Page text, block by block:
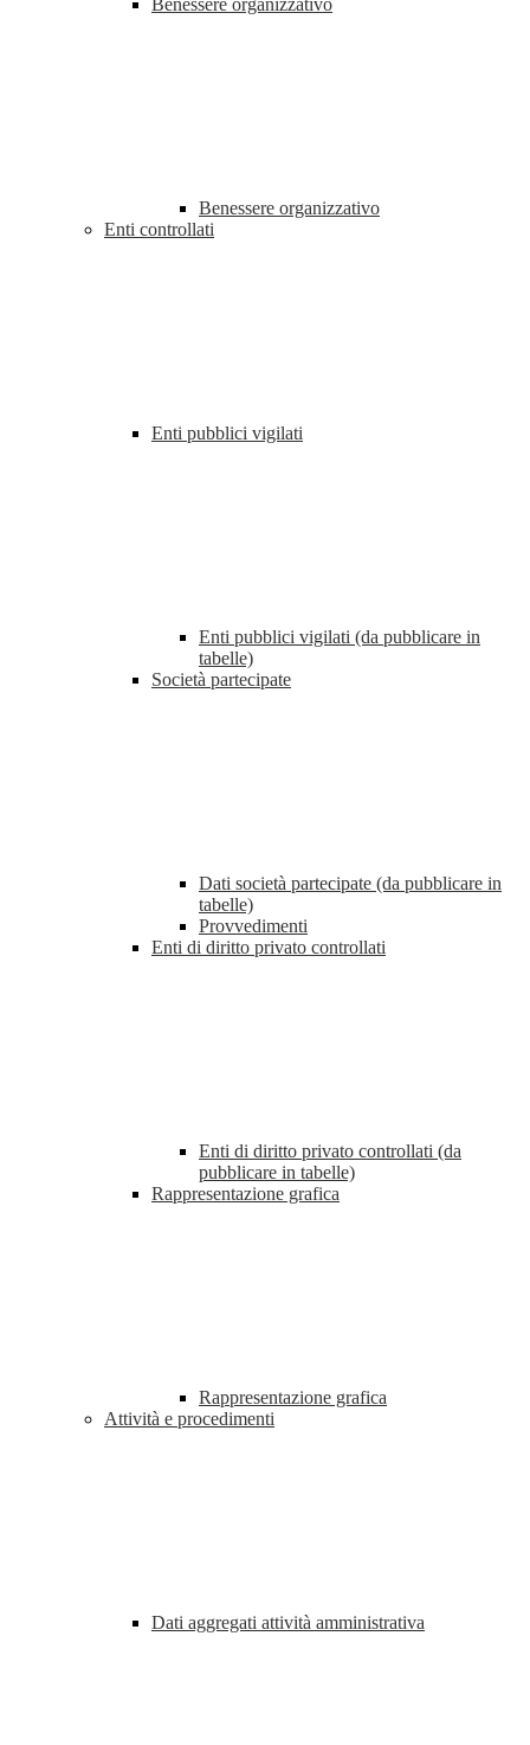
Benessere organizzativo
Benessere organizzativo
Enti controllati
Enti pubblici vigilati
Enti pubblici vigilati (da pubblicare in
tabelle)
Società partecipate
Dati società partecipate (da pubblicare in
tabelle)
Provvedimenti
Enti di diritto privato controllati
Enti di diritto privato controllati (da
pubblicare in tabelle)
Rappresentazione grafica
Rappresentazione grafica
Attività e procedimenti
Dati aggregati attività amministrativa